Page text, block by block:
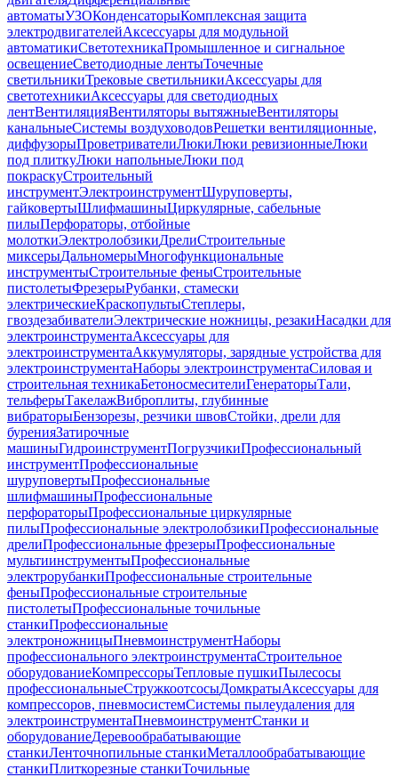
автоматыУЗОКонденсаторыКомплексная защита
электродвигателейАксессуары для модульной
автоматикиСветотехникаПромышленное и сигнальное
освещениеСветодиодные лентыТочечные
светильникиТрековые светильникиАксессуары для
светотехникиАксессуары для светодиодных
лентВентиляцияВентиляторы вытяжныеВентиляторы
канальныеСистемы воздуховодовРешетки вентиляционные,
диффузорыПроветривателиЛюкиЛюки ревизионныеЛюки
под плиткуЛюки напольныеЛюки под
покраскуСтроительный
инструментЭлектроинструментШуруповерты,
гайковертыШлифмашиныЦиркулярные, сабельные
пилыПерфораторы, отбойные
молоткиЭлектролобзикиДрелиСтроительные
миксерыДальномерыМногофункциональные
инструментыСтроительные феныСтроительные
пистолетыФрезерыРубанки, стамески
электрическиеКраскопультыСтеплеры,
гвоздезабивателиЭлектрические ножницы, резакиНасадки для
электроинструментаАксессуары для
электроинструментаАккумуляторы, зарядные устройства для
электроинструментаНаборы электроинструментаСиловая и
строительная техникаБетоносмесителиГенераторыТали,
тельферыТакелажВиброплиты, глубинные
вибраторыБензорезы, резчики швовСтойки, дрели для
буренияЗатирочные
машиныГидроинструментПогрузчикиПрофессиональный
инструментПрофессиональные
шуруповертыПрофессиональные
шлифмашиныПрофессиональные
перфораторыПрофессиональные циркулярные
пилыПрофессиональные электролобзикиПрофессиональные
дрелиПрофессиональные фрезерыПрофессиональные
мультиинструментыПрофессиональные
электрорубанкиПрофессиональные строительные
феныПрофессиональные строительные
пистолетыПрофессиональные точильные
станкиПрофессиональные
электроножницыПневмоинструментНаборы
профессионального электроинструментаСтроительное
оборудованиеКомпрессорыТепловые пушкиПылесосы
профессиональныеСтружкоотсосыДомкратыАксессуары для
компрессоров, пневмосистемСистемы пылеудаления для
электроинструментаПневмоинструментСтанки и
оборудованиеДеревообрабатывающие
станкиЛенточнопильные станкиМеталлообрабатывающие
станкиПлиткорезные станкиТочильные